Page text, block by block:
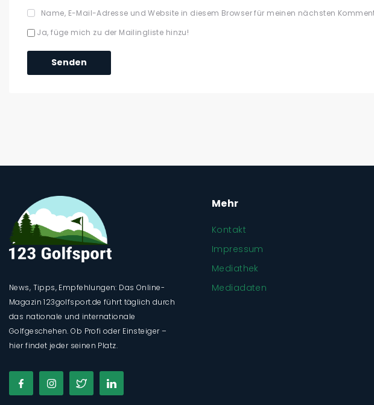
Name, E-Mail-Adresse und Website in diesem Browser für meinen nächsten
Ja, füge mich zu der Mailingliste hinzu!
News, Tipps, Empfehlungen: Das Online-
Magazin 123golfsport.de führt täglich durch
das nationale und internationale
Golfgeschehen. Ob Profi oder Einsteiger –
hier findet jeder seinen Platz.
Mehr
Kontakt
Impressum
Mediathek
Mediadaten